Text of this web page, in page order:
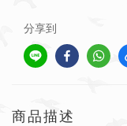
分享到
商品描述